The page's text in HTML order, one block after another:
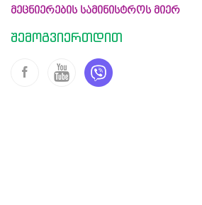
მეცნიერების სამინისტროს მიერ
შემოგვიერთდით